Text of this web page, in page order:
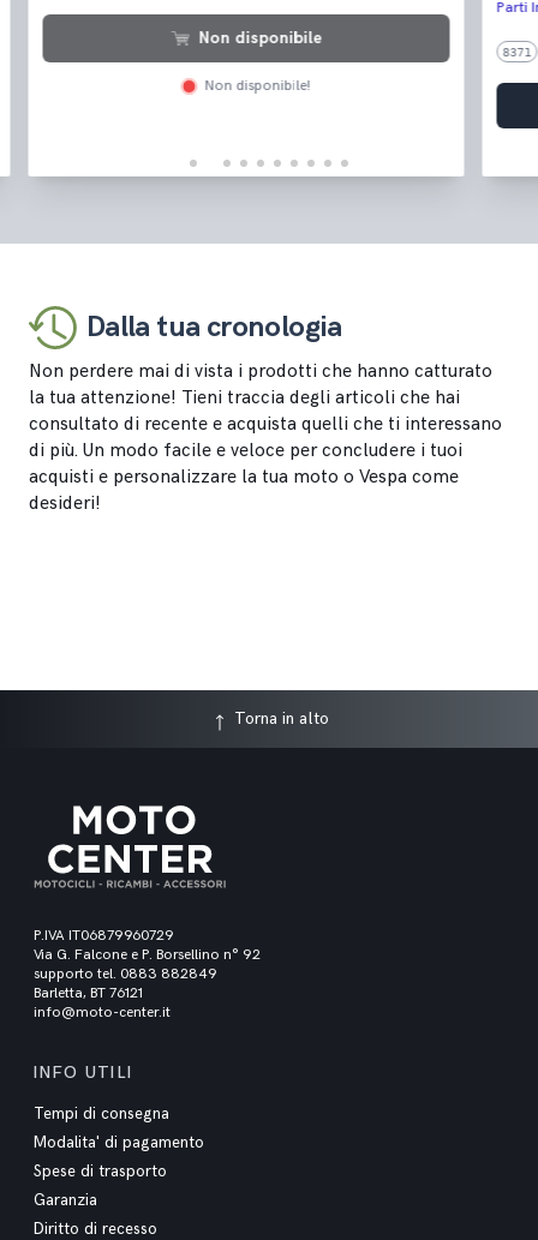
Dalla tua cronologia
Non perdere mai di vista i prodotti che hanno catturato
la tua attenzione! Tieni traccia degli articoli che hai
consultato di recente e acquista quelli che ti interessano
di più. Un modo facile e veloce per concludere i tuoi
acquisti e personalizzare la tua moto o Vespa come
desideri!
Torna in alto
P.IVA IT06879960729
Via G. Falcone e P. Borsellino n° 92
supporto tel. 0883 882849
Barletta, BT 76121
info@moto-center.it
INFO UTILI
Tempi di consegna
Modalita' di pagamento
Spese di trasporto
Garanzia
Diritto di recesso